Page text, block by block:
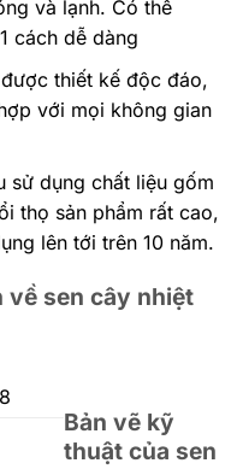
và lạnh. Có thể
cách dễ dàng
thiết kế độc đáo,
với mọi không gian
sử dụng chất liệu gốm
thọ sản phẩm rất cao,
lên tới trên 10 năm.
về sen cây nhiệt
Bản vẽ kỹ
thuật của sen